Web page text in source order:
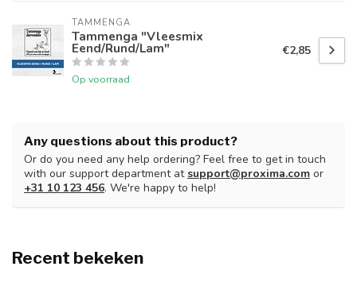
TAMMENGA
Tammenga "Vleesmix
Eend/Rund/Lam"
Op voorraad
€2,85
Any questions about this product?
Or do you need any help ordering? Feel free to get in touch
with our support department atsupport@proxima.com or
+31 10 123 456. We're happy to help!
Recent bekeken